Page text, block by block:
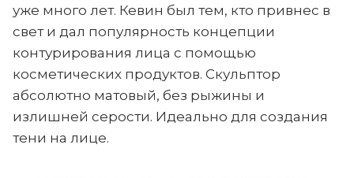
уже много лет. Кевин был тем, кто привнес в
свет и дал популярность концепции
контурирования лица с помощью
косметических продуктов. Скульптор
абсолютно матовый, без рыжины и
излишней серости. Идеально для создания
тени на лице.